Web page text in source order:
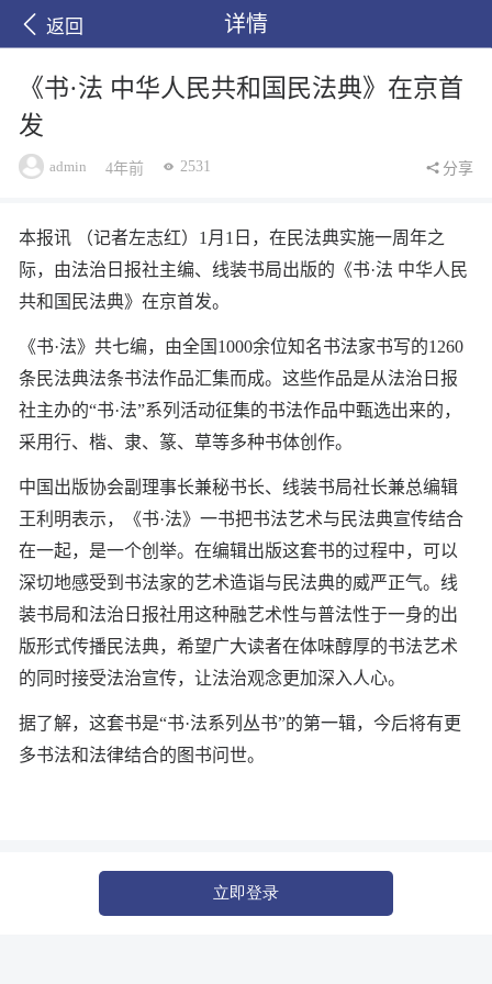
返回 详情
《书·法 中华人民共和国民法典》在京首
发
admin 4年前 2531 分享
本报讯 （记者左志红）1月1日，在民法典实施一周年之
际，由法治日报社主编、线装书局出版的《书·法 中华人民
共和国民法典》在京首发。
《书·法》共七编，由全国1000余位知名书法家书写的1260
条民法典法条书法作品汇集而成。这些作品是从法治日报
社主办的“书·法”系列活动征集的书法作品中甄选出来的，
采用行、楷、隶、篆、草等多种书体创作。
中国出版协会副理事长兼秘书长、线装书局社长兼总编辑
王利明表示，《书·法》一书把书法艺术与民法典宣传结合
在一起，是一个创举。在编辑出版这套书的过程中，可以
深切地感受到书法家的艺术造诣与民法典的威严正气。线
装书局和法治日报社用这种融艺术性与普法性于一身的出
版形式传播民法典，希望广大读者在体味醇厚的书法艺术
的同时接受法治宣传，让法治观念更加深入人心。
据了解，这套书是“书·法系列丛书”的第一辑，今后将有更
多书法和法律结合的图书问世。
立即登录